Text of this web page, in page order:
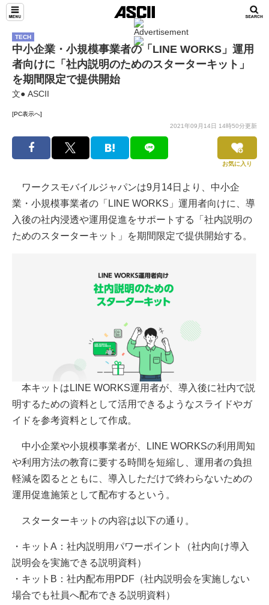
TECH
中小企業・小規模事業者の「LINE WORKS」運用
者向けに「社内説明のためのスターターキット」
を期間限定で提供開始
文● ASCII
[PC表示へ]
2021年09月14日 14時50分更新
お気に入り
ワークスモバイルジャパンは9月14日より、中小企
業・小規模事業者の「LINE WORKS」運用者向けに、導
入後の社内浸透や運用促進をサポートする「社内説明の
ためのスターターキット」を期間限定で提供開始する。
本キットはLINE WORKS運用者が、導入後に社内で説
明するための資料として活用できるようなスライドやガ
イドを参考資料として作成。
中小企業や小規模事業者が、LINE WORKSの利用周知
や利用方法の教育に要する時間を短縮し、運用者の負担
軽減を図るとともに、導入しただけで終わらないための
運用促進施策として配布するという。
スターターキットの内容は以下の通り。
・キットA：社内説明用パワーポイント（社内向け導入
説明会を実施できる説明資料）
・キットB：社内配布用PDF（社内説明会を実施しない
場合でも社員へ配布できる説明資料）